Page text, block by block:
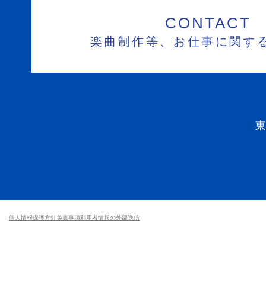
CONTACT
楽曲制作等、お仕事に関す
個人情報保護方針免責事項利用者情報の外部送信